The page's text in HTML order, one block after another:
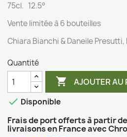
75cl. 12.5°
Vente limitée à 6 bouteilles
Chiara Bianchi & Daneile
Quantité
 AJOUTER AU
 Disponible
Frais de port offerts à partir
livraisons en France avec